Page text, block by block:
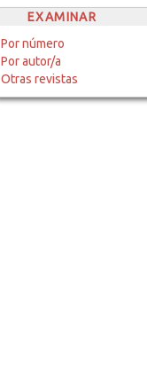
EXAMINAR
Por número
Por autor/a
Otras revistas